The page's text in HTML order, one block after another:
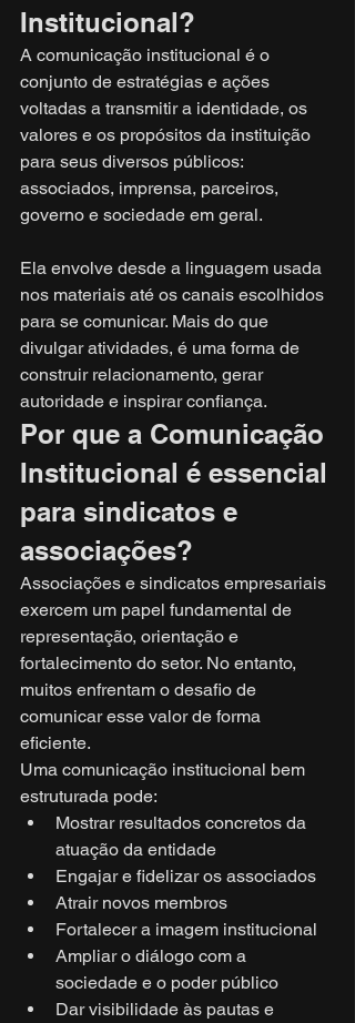
Institucional?
A comunicação institucional é o
conjunto de estratégias e ações
voltadas a transmitir a identidade, os
valores e os propósitos da instituição
para seus diversos públicos:
associados, imprensa, parceiros,
governo e sociedade em geral.
Ela envolve desde a linguagem usada
nos materiais até os canais escolhidos
para se comunicar. Mais do que
divulgar atividades, é uma forma de
construir relacionamento, gerar
autoridade e inspirar confiança.
Por que a Comunicação
Institucional é essencial
para sindicatos e
associações?
Associações e sindicatos empresariais
exercem um papel fundamental de
representação, orientação e
fortalecimento do setor. No entanto,
muitos enfrentam o desafio de
comunicar esse valor de forma
eficiente.
Uma comunicação institucional bem
estruturada pode:
Mostrar resultados concretos da
atuação da entidade
Engajar e fidelizar os associados
Atrair novos membros
Fortalecer a imagem institucional
Ampliar o diálogo com a
sociedade e o poder público
Dar visibilidade às pautas e